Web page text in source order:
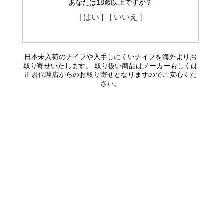
あなたは18歳以上ですか？
[ はい ] [ いいえ ]
日本未入荷のナイフや入手しにくいナイフを海外よりお
取り寄せいたします。 取り扱い商品はメーカーもしくは
正規代理店からのお取り寄せとなりますのでご安心くだ
さい。